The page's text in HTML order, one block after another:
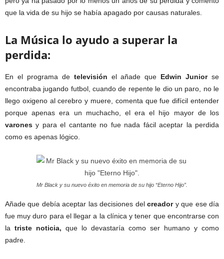
que la vida de su hijo se había apagado por causas naturales.
La Música lo ayudo a superar la
perdida:
En el programa de televisión el añade que Edwin Juniorse
encontraba jugando futbol, cuando de repente le dio un paro, no le
llego oxigeno al cerebro y muere, comenta que fue difícil entender
porque apenas era un muchacho, el era el hijo mayor de los
varones y para el cantante no fue nada fácil aceptar la perdida
como es apenas lógico.
Mr Black y su nuevo éxito en memoria de su hijo “Eterno Hijo”.
Añade que debía aceptar las decisiones delcreadory que ese día
fue muy duro para el llegar a la clínica y tener que encontrarse con
la triste noticia, que lo devastaría como ser humano y como
padre.